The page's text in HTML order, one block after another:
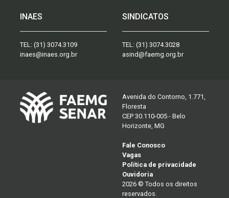
INAES
TEL: (31) 3074.3109
inaes@inaes.org.br
SINDICATOS
TEL: (31) 3074.3028
asind@faemg.org.br
Avenida do Contorno, 1.771,
Floresta
CEP 30.110-005 - Belo
Horizonte, MG
Fale Conosco
Vagas
Política de privacidade
Ouvidoria
2026 © Todos os direitos
reservados.